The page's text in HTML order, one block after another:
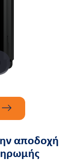
αποδοχή